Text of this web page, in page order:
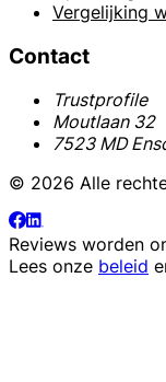
Vergelijking
Contact
Trustprofile
Moutlaan 32
7523 MD
© 2026 Alle
Reviews worden
Lees onze beleid